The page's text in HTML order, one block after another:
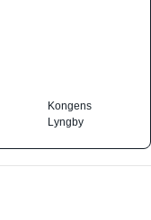
Kongens
Lyngby